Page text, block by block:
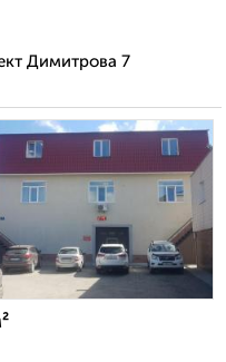
Димитрова 7